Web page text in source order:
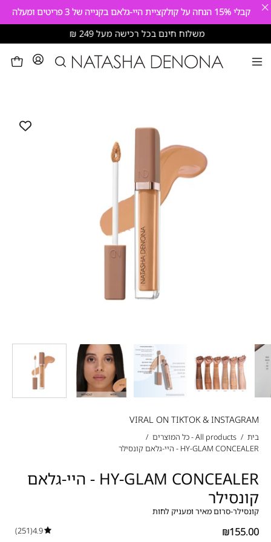
× קבלי 15% הנחה על קולקציית היי-גלאם בקנייה של 3 פריטים ומעלה
משלוח חינם בכל רכישה מעל 249 ₪
פתיחת
פתיחת
VIRAL ON TIKTOK & INSTAGRAM
בית / All products - כל המוצרים
/
HY-GLAM CONCEALER - היי-גלאם קונסילר
HY-GLAM CONCEALER - היי-גלאם
קונסילר
קונסילר-סרום מאיר ומעניק לחות
₪155.00
4.9
(251)